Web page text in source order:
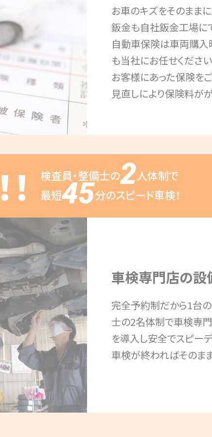
お車のキズをそのまま
鈑金も自社鈑金工場に
自動車保険は車両購入
も当社にお任せください
お客様にあった保険を
見直しにより保険料が
検査員・整備士の2人体制で
最短45分のスピード車検！
車検専門店の設
完全予約制だから1台
士の2名体制で車検専門
を導入し安全でスピー
車検が終わればそのま